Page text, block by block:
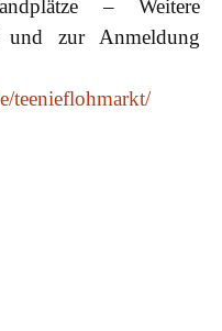
– Weitere
zur Anmeldung
teenieflohmarkt/